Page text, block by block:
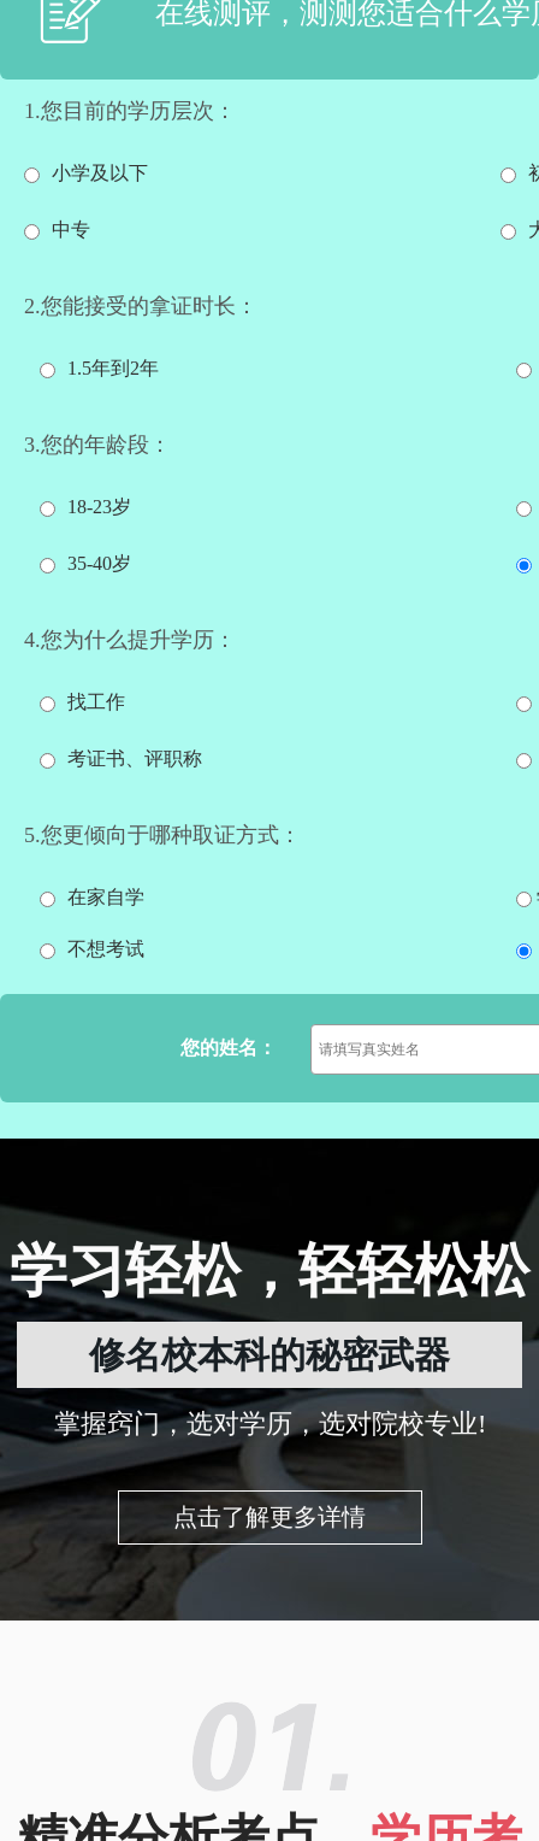
在线测评，测测您适合什么
1.您目前的学历层次：
小学及以下
中专
2.您能接受的拿证时长：
1.5年到2年
3.您的年龄段：
18-23岁
35-40岁
4.您为什么提升学历：
找工作
考证书、评职称
5.您更倾向于哪种取证方式：
在家自学
不想考试
您的姓名：
学习轻松，轻轻松松
修名校本科的秘密武器
掌握窍门，选对学历，选对院校专业!
点击了解更多详情